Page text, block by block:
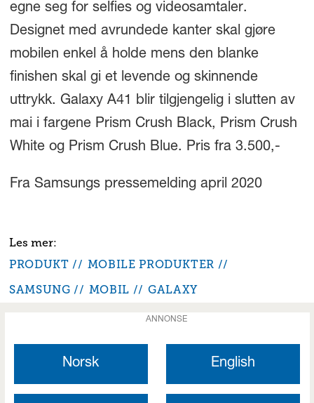
egne seg for selfies og videosamtaler.
Designet med avrundede kanter skal gjøre
mobilen enkel å holde mens den blanke
finishen skal gi et levende og skinnende
uttrykk. Galaxy A41 blir tilgjengelig i slutten av
mai i fargene Prism Crush Black, Prism Crush
White og Prism Crush Blue. Pris fra 3.500,-
Fra Samsungs pressemelding april 2020
PRODUKT
MOBILE PRODUKTER
SAMSUNG
MOBIL GALAXY
ANNONSE
Norsk English